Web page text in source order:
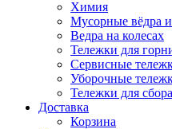
Химия
Мусорные вёдра
Ведра на колесах
Тележки для
Сервисные
Уборочные
Тележки для
Доставка
Корзина